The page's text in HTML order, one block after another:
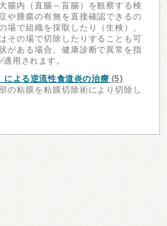
腸内（直腸～盲腸）を観察する検
や腫瘍の有無を直接確認できるの
場で組織を採取したり（生検）、
その場で切除したりすることも可
がある場合、健康診断で異常を指
用されます。
よる逆流性食道炎の治療 (5)
の粘膜を粘膜切除術により切除し